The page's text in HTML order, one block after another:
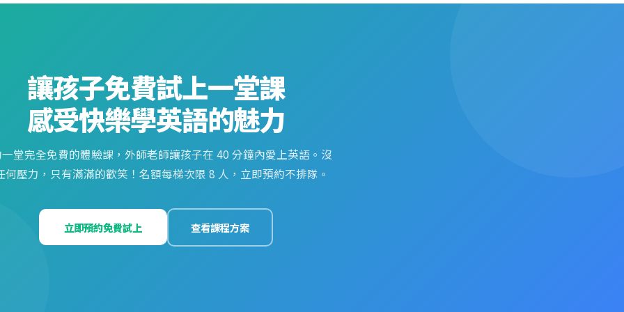
讓孩子免費試上一堂課
感受快樂學英語的魅力
堂完全免費的體驗課，外師老師讓孩子在 40 分鐘內愛上英語。沒
何壓力，只有滿滿的歡笑！名額每梯次限 8 人，立即預約不排隊。
立即預約免費試上 查看課程方案